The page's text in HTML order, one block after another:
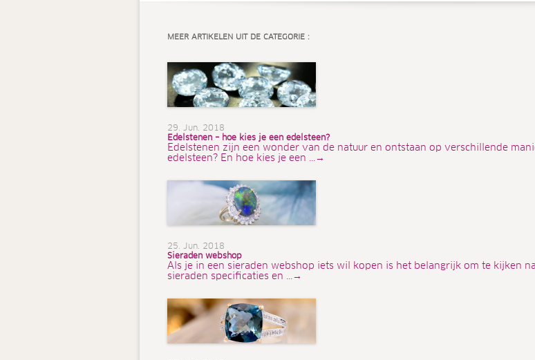
MEER ARTIKELEN UIT DE CATEGORIE :
29. Jun. 2018
Edelstenen – hoe kies je een edelsteen?
Edelstenen zijn een wonder van de natuur en ontstaan op verschillende
edelsteen? En hoe kies je een ...→
25. Jun. 2018
Sieraden webshop
Als je in een sieraden webshop iets wil kopen is het belangrijk om te kijken
sieraden specificaties en ...→